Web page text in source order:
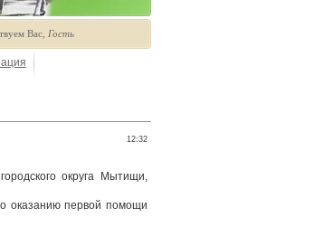
Вас Гость
12:32
округа Мытищи,
оказанию первой помощи